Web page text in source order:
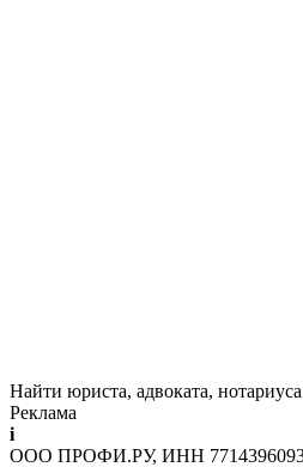
Найти юриста, адвоката, нотариуса
Реклама
i
ООО ПРОФИ.РУ, ИНН 7714396093,